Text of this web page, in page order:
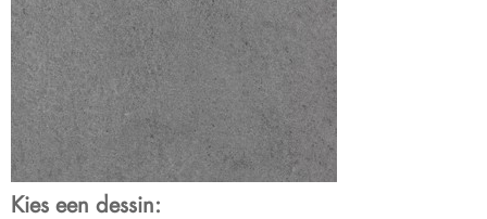
Kies een dessin: